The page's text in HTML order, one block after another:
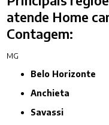
atende Home
Contagem:
MG
Belo Horizonte
Anchieta
Savassi